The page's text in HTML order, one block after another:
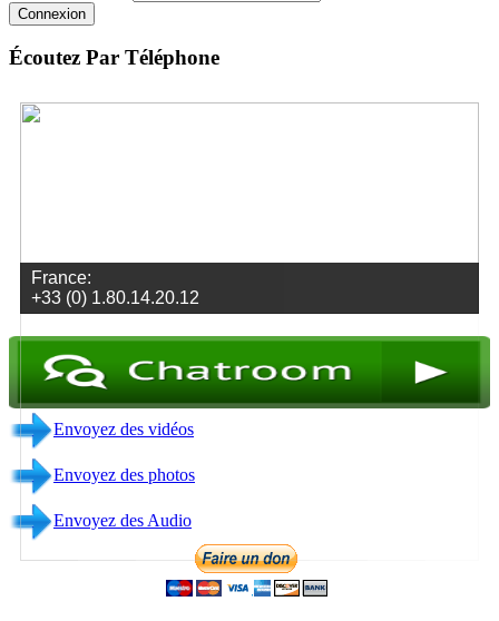
Connexion
Écoutez Par Téléphone
Envoyez des vidéos
Envoyez des photos
Envoyez des Audio